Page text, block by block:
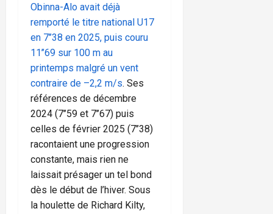
Obinna-Alo avait déjà
remporté le titre national U17
en 7’’38 en 2025, puis couru
11’’69 sur 100 m au
printemps malgré un vent
contraire de –2,2 m/s. Ses
références de décembre
2024 (7’’59 et 7’’67) puis
celles de février 2025 (7’’38)
racontaient une progression
constante, mais rien ne
laissait présager un tel bond
dès le début de l’hiver. Sous
la houlette de Richard Kilty,